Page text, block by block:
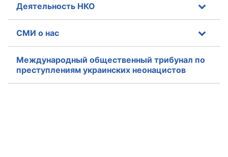
Деятельность НКО
СМИ о нас
Международный общественный трибунал по
преступлениям украинских неонацистов